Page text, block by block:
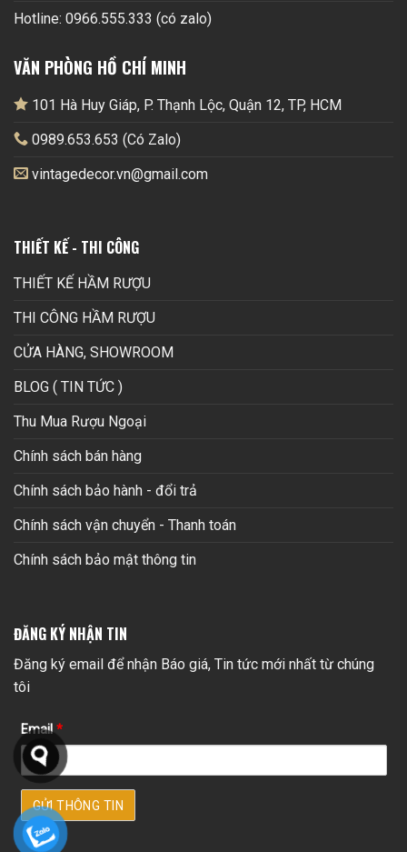
Hotline: 0966.555.333 (có zalo)
VĂN PHÒNG HỒ CHÍ MINH
101 Hà Huy Giáp, P. Thạnh Lộc, Quận 12, TP, HCM
0989.653.653 (Có Zalo)
vintagedecor.vn@gmail.com
THIẾT KẾ - THI CÔNG
THIẾT KẾ HẦM RƯỢU
THI CÔNG HẦM RƯỢU
CỬA HÀNG, SHOWROOM
BLOG ( TIN TỨC )
Thu Mua Rượu Ngoại
Chính sách bán hàng
Chính sách bảo hành - đổi trả
Chính sách vận chuyển - Thanh toán
Chính sách bảo mật thông tin
ĐĂNG KÝ NHẬN TIN
Đăng ký email để nhận Báo giá, Tin tức mới nhất từ chúng
tôi
Email*